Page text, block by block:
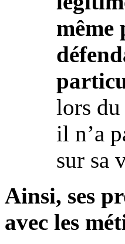
même
lors
il n’a
sur sa
Ainsi, ses
avec les